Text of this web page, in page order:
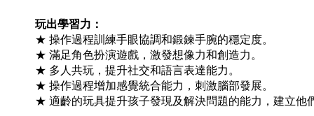
玩出學習力：
★ 操作過程訓練手眼協調和鍛鍊手腕的穩定度。
★ 滿足角色扮演遊戲，激發想像力和創造力。
★ 多人共玩，提升社交和語言表達能力。
★ 操作過程增加感覺統合能力，刺激腦部發展。
★ 適齡的玩具提升孩子發現及解決問題的能力，建立他